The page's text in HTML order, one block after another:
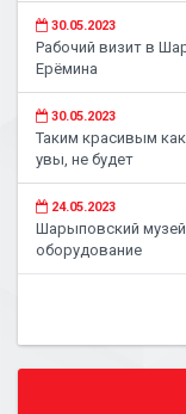
30.05.2023
Рабочий визит в
Ерёмина
30.05.2023
Таким красивым
увы, не будет
24.05.2023
Шарыповский
оборудование